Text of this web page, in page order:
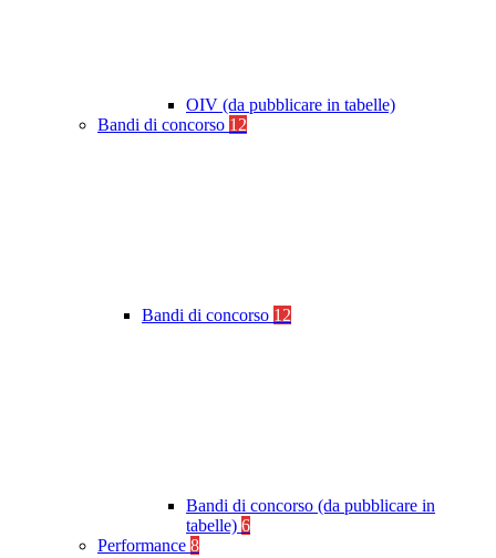
OIV (da pubblicare in tabelle)
Bandi di concorso 12
Bandi di concorso 12
Bandi di concorso (da pubblicare in
tabelle) 6
Performance 8